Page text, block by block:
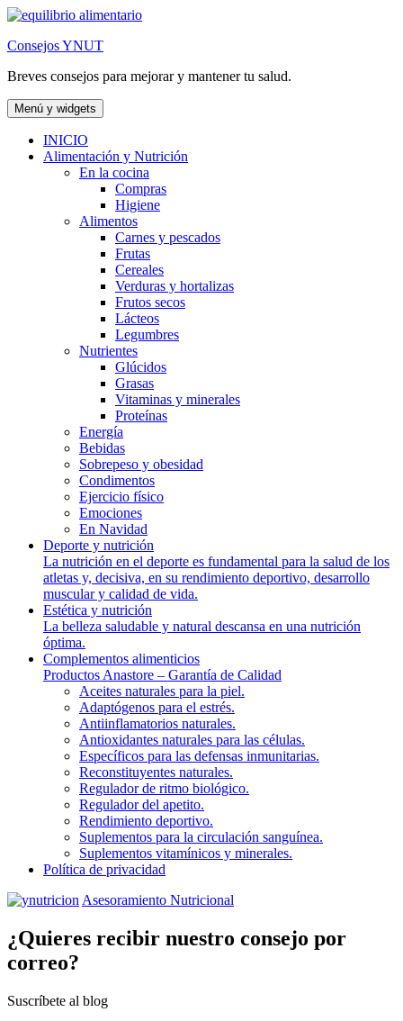
Saltar
contenido
Consejos YNUT
Breves consejos para mejorar y mantener tu salud.
Menú y widgets
INICIO
Alimentación y Nutrición
En la cocina
Compras
Higiene
Alimentos
Carnes y pescados
Frutas
Cereales
Verduras y hortalizas
Frutos secos
Lácteos
Legumbres
Nutrientes
Glúcidos
Grasas
Vitaminas y minerales
Proteínas
Energía
Bebidas
Sobrepeso y obesidad
Condimentos
Ejercicio físico
Emociones
En Navidad
Deporte y nutrición
La nutrición en el deporte es fundamental para la salud de los
atletas y, decisiva, en su rendimiento deportivo, desarrollo
muscular y calidad de vida.
Estética y nutrición
La belleza saludable y natural descansa en una nutrición
óptima.
Complementos alimenticios
Productos Anastore – Garantía de Calidad
Aceites naturales para la piel.
Adaptógenos para el estrés.
Antiinflamatorios naturales.
Antioxidantes naturales para las células.
Específicos para las defensas inmunitarias.
Reconstituyentes naturales.
Regulador de ritmo biológico.
Regulador del apetito.
Rendimiento deportivo.
Suplementos para la circulación sanguínea.
Suplementos vitamínicos y minerales.
Política de privacidad
Asesoramiento Nutricional
¿Quieres recibir nuestro consejo por
correo?
Suscríbete al blog